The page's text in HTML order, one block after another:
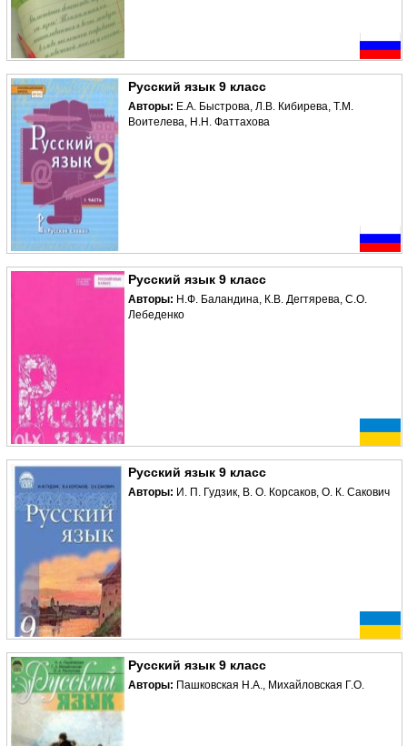
Русский язык 9 класс
Авторы: Е.А. Быстрова, Л.В. Кибирева, Т.М.
Воителева, Н.Н. Фаттахова
Русский язык 9 класс
Авторы: Н.Ф. Баландина, К.В. Дегтярева, С.О.
Лебеденко
Русский язык 9 класс
Авторы: И. П. Гудзик, В. О. Корсаков, О. К. Сакович
Русский язык 9 класс
Авторы: Пашковская Н.А., Михайловская Г.О.